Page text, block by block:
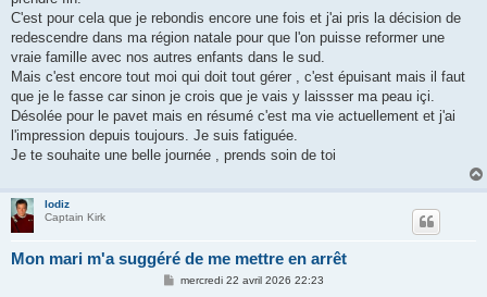
C'est pour cela que je rebondis encore une fois et j'ai pris la décision de
redescendre dans ma région natale pour que l'on puisse reformer une
vraie famille avec nos autres enfants dans le sud.
Mais c'est encore tout moi qui doit tout gérer , c'est épuisant mais il faut
que je le fasse car sinon je crois que je vais y laissser ma peau içi.
Désolée pour le pavet mais en résumé c'est ma vie actuellement et j'ai
l'impression depuis toujours. Je suis fatiguée.
Je te souhaite une belle journée , prends soin de toi
lodiz
Captain Kirk
Mon mari m'a suggéré de me mettre en arrêt
Mmercredi 22 avril 2026 22:23